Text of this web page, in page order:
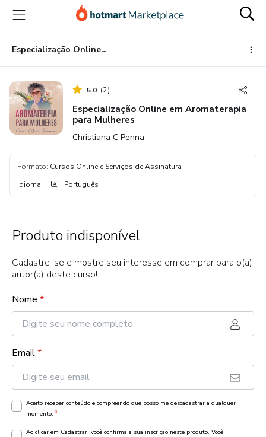
para
conteúdo
principal
para
pagamento
para
rodapé
Especialização Online em Aromaterapia para Mulheres
5.0 (2)
Especialização Online em Aromaterapia
para Mulheres
Christiana C Penna
Formato: Cursos Online e Serviços de Assinatura
Idioma: Português
Produto indisponível
Cadastre-se e mostre seu interesse em comprar para o(a)
autor(a) deste curso!
Nome *
Email*
Aceito receber conteúdo e compreendo que posso me descadastrar a qualquer
momento. *
Ao clicar em Cadastrar, você confirma a sua inscrição neste produto. Você,